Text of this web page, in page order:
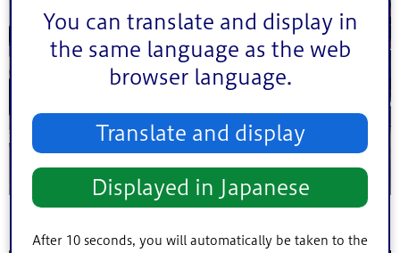
You can translate and display in
the same language as the web
browser language.
Translate and display
Displayed in Japanese
After 10 seconds, you will automatically be taken to the